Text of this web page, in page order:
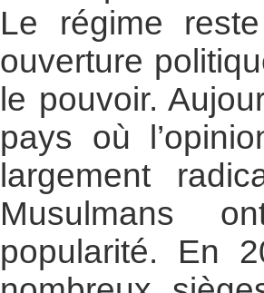
Le régime
ouverture
le pouvoir.
pays où
largement
Musulmans
popularité. En